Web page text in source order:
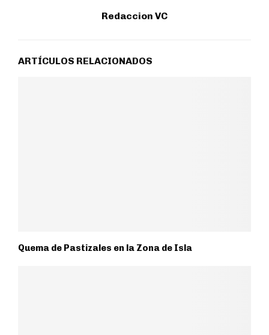
Redaccion VC
ARTÍCULOS RELACIONADOS
Quema de Pastizales en la Zona de Isla